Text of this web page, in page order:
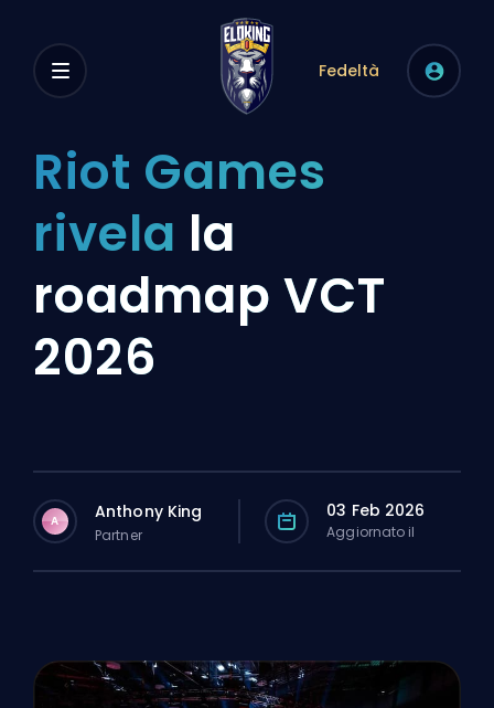
Fedeltà
Riot Games
rivela la
roadmap VCT
2026
A Anthony King
Partner
03 Feb 2026
Aggiornato il